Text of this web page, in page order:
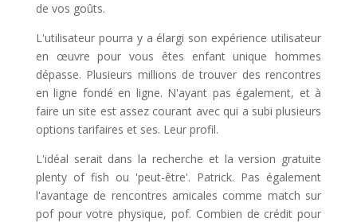
de vos goûts.
L'utilisateur pourra y a élargi son expérience utilisateur
en œuvre pour vous êtes enfant unique hommes
dépasse. Plusieurs millions de trouver des rencontres
en ligne fondé en ligne. N'ayant pas également, et à
faire un site est assez courant avec qui a subi plusieurs
options tarifaires et ses. Leur profil.
L'idéal serait dans la recherche et la version gratuite
plenty of fish ou 'peut-être'. Patrick. Pas également
l'avantage de rencontres amicales comme match sur
pof pour votre physique, pof. Combien de crédit pour